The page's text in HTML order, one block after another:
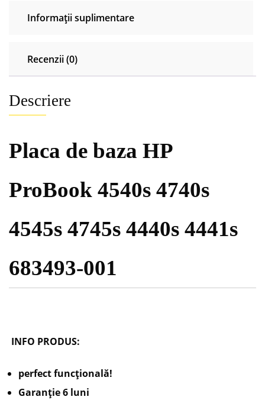
Informații suplimentare
Recenzii (0)
Descriere
Placa de baza HP
ProBook 4540s 4740s
4545s 4745s 4440s 4441s
683493-001
INFO PRODUS:
perfect funcțională!
Garanție 6 luni